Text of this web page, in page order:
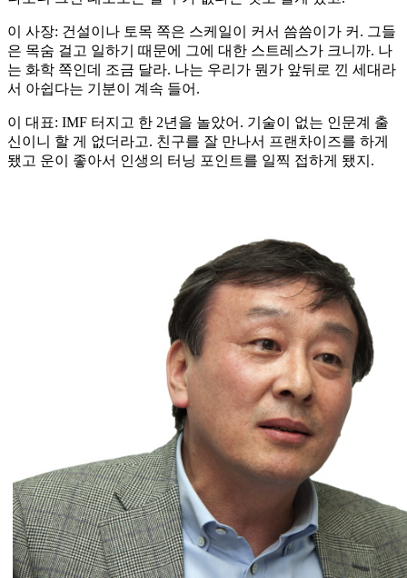
이 사장: 건설이나 토목 쪽은 스케일이 커서 씀씀이가 커. 그들
은 목숨 걸고 일하기 때문에 그에 대한 스트레스가 크니까. 나
는 화학 쪽인데 조금 달라. 나는 우리가 뭔가 앞뒤로 낀 세대라
서 아쉽다는 기분이 계속 들어.
이 대표: IMF 터지고 한 2년을 놀았어. 기술이 없는 인문계 출
신이니 할 게 없더라고. 친구를 잘 만나서 프랜차이즈를 하게
됐고 운이 좋아서 인생의 터닝 포인트를 일찍 접하게 됐지.